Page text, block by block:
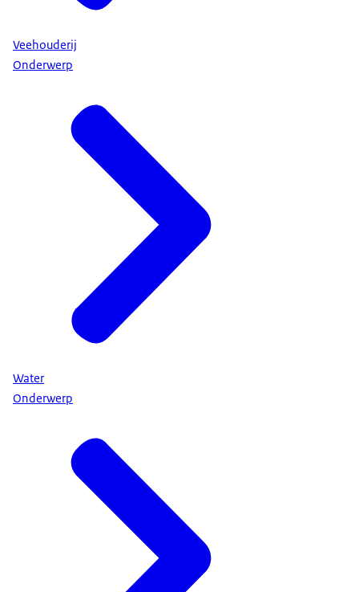
Veehouderij
Onderwerp
Water
Onderwerp